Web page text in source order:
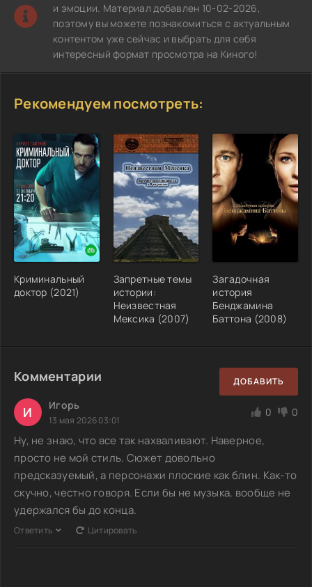
и эмоции. Материал добавлен 10-02-2026,
поэтому вы можете познакомиться с актуальным
контентом уже сейчас и выбрать для себя
интересный формат просмотра на Киного!
Рекомендуем посмотреть:
Криминальный
доктор (2021)
Запретные темы
истории:
Неизвестная
Мексика (2007)
Загадочная
история
Бенджамина
Баттона (2008)
Комментарии ДОБАВИТЬ
И Игорь
13 мая 2026 03:01
0 0
Ну, не знаю, что все так нахваливают. Наверное,
просто не мой стиль. Сюжет довольно
предсказуемый, а персонажи плоские как блин. Как-то
скучно, честно говоря. Если бы не музыка, вообще не
удержался бы до конца.
Ответить Цитировать